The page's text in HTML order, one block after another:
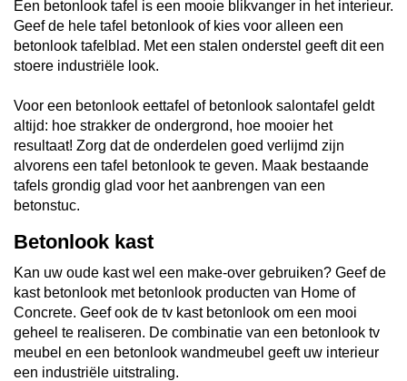
Een betonlook tafel is een mooie blikvanger in het interieur.
Geef de hele tafel betonlook of kies voor alleen een
betonlook tafelblad. Met een stalen onderstel geeft dit een
stoere industriële look.
Voor een betonlook eettafel of betonlook salontafel geldt
altijd: hoe strakker de ondergrond, hoe mooier het
resultaat! Zorg dat de onderdelen goed verlijmd zijn
alvorens een tafel betonlook te geven. Maak bestaande
tafels grondig glad voor het aanbrengen van een
betonstuc.
Betonlook kast
Kan uw oude kast wel een make-over gebruiken? Geef de
kast betonlook met betonlook producten van Home of
Concrete. Geef ook de tv kast betonlook om een mooi
geheel te realiseren. De combinatie van een betonlook tv
meubel en een betonlook wandmeubel geeft uw interieur
een industriële uitstraling.